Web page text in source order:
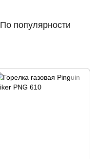
По популярности